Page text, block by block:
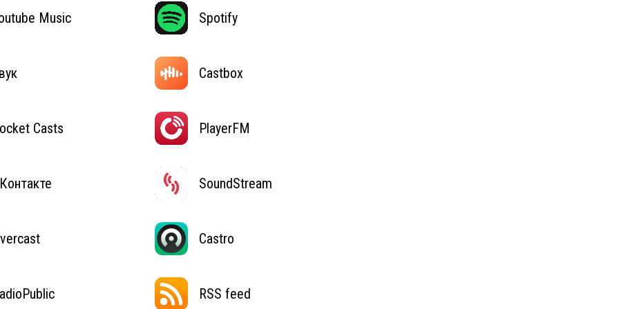
Music Spotify
Castbox
Casts PlayerFM
SoundStream
Castro
RSS feed